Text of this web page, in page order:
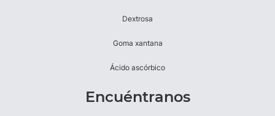
Dextrosa
Goma xantana
Ácido ascórbico
Encuéntranos